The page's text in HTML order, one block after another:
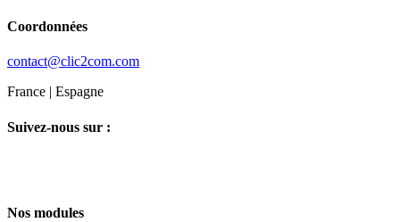
Coordonnées
contact@clic2com.com
France | Espagne
Suivez-nous sur :
Nos modules